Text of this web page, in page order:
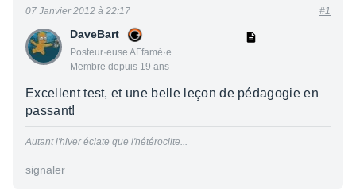
DaveBart
Posteur·euse AFfamé·e
Membre depuis 19 ans
07 Janvier 2012 à 22:17 #1
Excellent test, et une belle leçon de pédagogie en
passant!
Autant l'hiver éclate que l'hétéroclite...
signaler